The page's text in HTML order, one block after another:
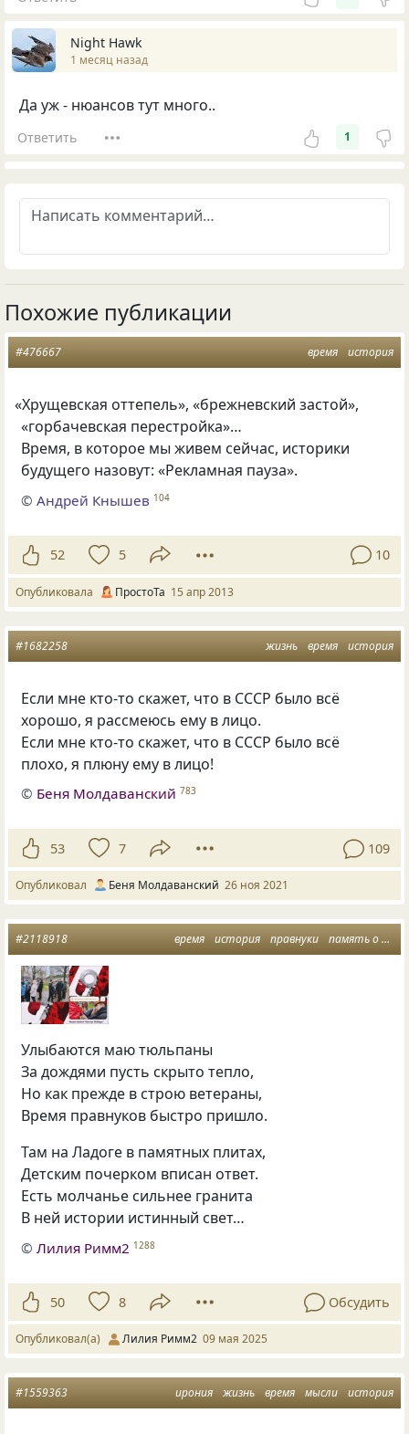
Night Hawk
1 месяц назад
Да уж - нюансов тут много..
Ответить 1
Похожие публикации
время история
#476667
«Хрущевская оттепель», «брежневский застой»,
«горбачевская перестройка»…
Время, в которое мы живем сейчас, историки
будущего назовут: «Рекламная пауза».
©Андрей Кнышев 104
52 5 10
Опубликовала ПростоТа 15 апр 2013
жизнь время история
#1682258
Если мне кто-то скажет, что в СССР было всё
хорошо, я рассмеюсь ему в лицо.
Если мне кто-то скажет, что в СССР было всё
плохо, я плюну ему в лицо!
© Беня Молдаванский 783
53 7 109
Опубликовал Беня Молдаванский 26 ноя 2021
время история правнуки память о войне
#2118918
Улыбаются маю тюльпаны
За дождями пусть скрыто тепло,
Но как прежде в строю ветераны,
Время правнуков быстро пришло.
Там на Ладоге в памятных плитах,
Детским почерком вписан ответ.
Есть молчанье сильнее гранита
В ней истории истинный свет…
©Лилия Римм2 1288
50 8 Обсудить
Опубликовал(а) Лилия Римм2 09 мая 2025
ирония жизнь время мысли история
#1559363